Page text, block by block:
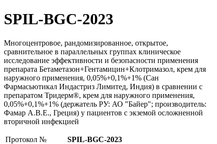
SPIL-BGC-2023
Многоцентровое, рандомизированное, открытое,
сравнительное в параллельных группах клиническое
исследование эффективности и безопасности применения
препарата Бетаметазон+Гентамицин+Клотримазол, крем для
наружного применения, 0,05%+0,1%+1% (Сан
Фармасьютикал Индастриз Лимитед, Индия) в сравнении с
препаратом Тридерм®, крем для наружного применения,
0,05%+0,1%+1% (держатель РУ: АО "Байер"; производитель:
Фамар А.В.Е., Греция) у пациентов с экземой осложненной
вторичной инфекцией
Протокол №
SPIL-BGC-2023